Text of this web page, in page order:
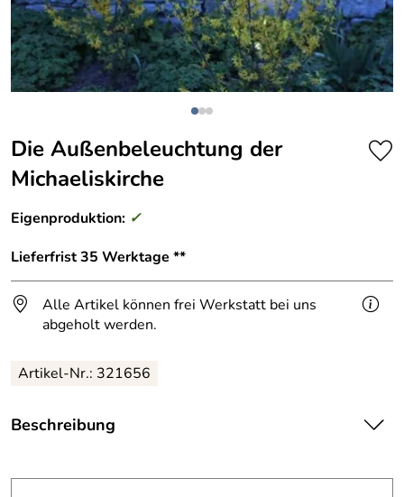
Die Außenbeleuchtung der
Michaeliskirche
Eigenproduktion: ✓
Lieferfrist 35 Werktage **
Alle Artikel können frei Werkstatt bei uns
abgeholt werden.
Artikel-Nr.: 321656
Beschreibung